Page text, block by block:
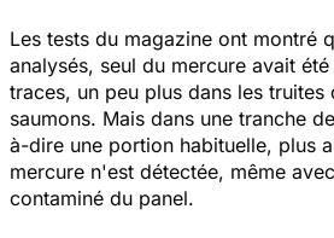
Les tests du magazine ont montré
analysés, seul du mercure avait été
traces, un peu plus dans les truites
saumons. Mais dans une tranche
à-dire une portion habituelle, plus
mercure n'est détectée, même
contaminé du panel.